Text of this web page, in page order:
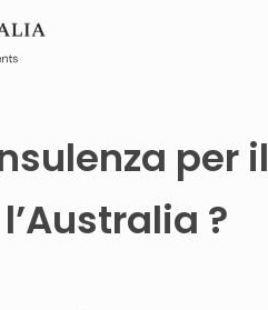
per il
?